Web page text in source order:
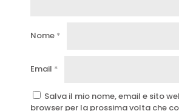
Nome *
Email *
Salva il mio nome, email e sito
browser per la prossima volta che